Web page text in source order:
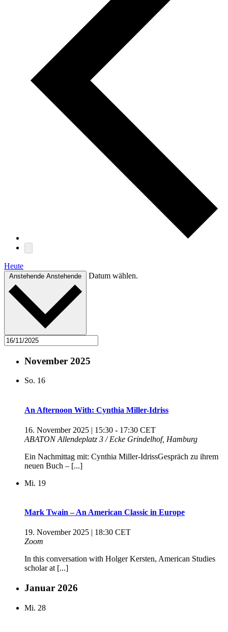
Heute
Anstehende Anstehende Datum wählen.
November 2025
So. 16
An Afternoon With: Cynthia Miller-Idriss
16. November 2025 | 15:30 - 17:30 CET
ABATONAllendeplatz 3 / Ecke Grindelhof, Hamburg
Ein Nachmittag mit: Cynthia Miller-IdrissGespräch zu ihrem
neuen Buch – [...]
Mi. 19
Mark Twain – An American Classic in Europe
19. November 2025 | 18:30 CET
Zoom
In this conversation with Holger Kersten, American Studies
scholar at [...]
Januar 2026
Mi. 28